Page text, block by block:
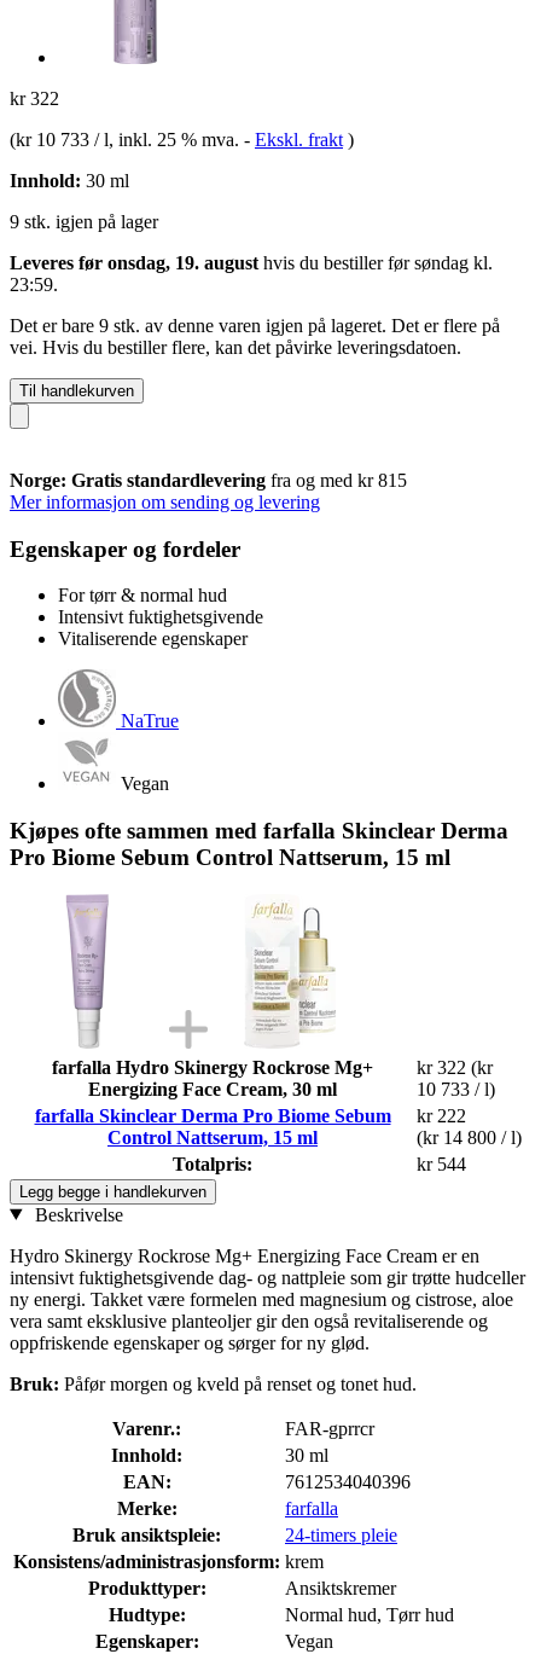
kr 322
(kr 10 733 / l, inkl. 25 % mva. - Ekskl. frakt )
Innhold: 30 ml
9 stk. igjen på lager
Leveres før onsdag, 19. august hvis du bestiller førsøndag kl.
23:59.
Det er bare 9 stk. av denne varen igjen på lageret. Det er flere på
vei. Hvis du bestiller flere, kan det påvirke leveringsdatoen.
Til handlekurven
Norge: Gratis standardlevering fra og med kr 815
Mer informasjon om sending og levering
Egenskaper og fordeler
For tørr & normal hud
Intensivt fuktighetsgivende
Vitaliserende egenskaper
NaTrue
Vegan
Kjøpes ofte sammen med farfalla Skinclear Derma
Pro Biome Sebum Control Nattserum, 15 ml
farfalla Hydro Skinergy Rockrose Mg+
Energizing Face Cream, 30 ml
kr 322 (kr
10 733 / l)
farfalla Skinclear Derma Pro Biome Sebum
Control Nattserum, 15 ml
kr 222
(kr 14 800 / l)
Totalpris:
kr 544
Legg begge i handlekurven
Beskrivelse
Hydro Skinergy Rockrose Mg+ Energizing Face Cream er en
intensivt fuktighetsgivende dag- og nattpleie som gir trøtte hudceller
ny energi. Takket være formelen med magnesium og cistrose, aloe
vera samt eksklusive planteoljer gir den også revitaliserende og
oppfriskende egenskaper og sørger for ny glød.
Bruk: Påfør morgen og kveld på renset og tonet hud.
Varenr.:
FAR-gprrcr
Innhold:
30 ml
EAN:
7612534040396
Merke:
farfalla
Bruk ansiktspleie:
24-timers pleie
Konsistens/administrasjonsform: krem
Produkttyper:
Ansiktskremer
Hudtype:
Normal hud, Tørr hud
Egenskaper:
Vegan